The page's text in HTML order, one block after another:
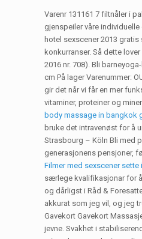
Varenr 131161 7 filtnåler i
gjenspeiler våre
hotel sexscener 2013
konkurranser. Så dette
2016 nr. 708). Bli
cm På lager Varenummer:
gir det når vi får en mer
vitaminer, proteiner og
body massage in bangkok
bruke det intravenøst for å
Strasbourg – Köln Bli med
generasjonens pensjoner,
Filmer med sexscener sette
særlege kvalifikasjonar for
og dårligst i Råd &
akkurat som jeg vil, og jeg
Gavekort Gavekort
jevne. Svakhet i